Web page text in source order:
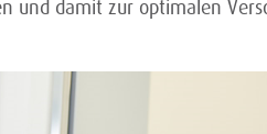
und damit zur optimalen